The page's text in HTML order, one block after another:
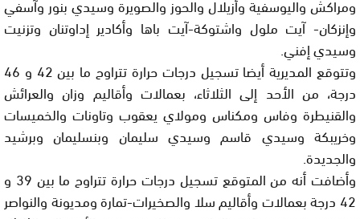
وإنزكان- آيت ملول واشتوكة-آيت باها وأكادير إداوتنان وتزنيت
وسيدي إفني.
وتتوقع المديرية أيضا تسجيل درجات حرارة تتراوح ما بين 42 و 46
درجة، من الأحد إلى الثلاثاء، بعمالات وأقاليم وزان والعرائش
والقنيطرة وفاس ومكناس ومولاي يعقوب وتاونات والخميسات
وخريبكة وسيدي قاسم وسيدي سليمان وبنسليمان وبرشيد
والجديدة.
وأضافت أنه من المتوقع تسجيل درجات حرارة تتراوح ما بين 39 و
42 درجة بعمالات وأقاليم سلا والصخيرات-تمارة ومديونة والنواصر